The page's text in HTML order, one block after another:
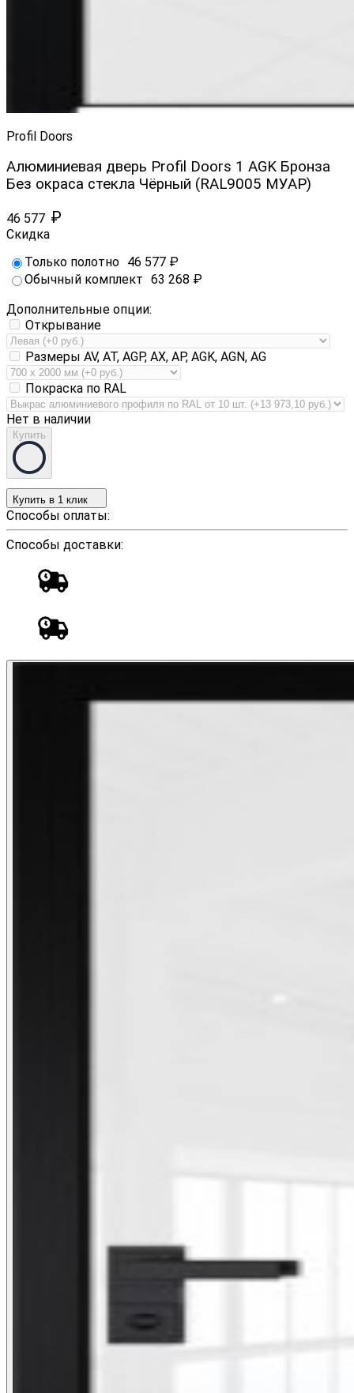
Profil Doors
Алюминиевая дверь Profil Doors 1 AGK Бронза
Без окраса стекла Чёрный (RAL9005 МУАР)
46 577 ₽
Скидка
Только полотно 46 577 ₽
Обычный комплект 63 268 ₽
Дополнительные опции:
Открывание
Размеры AV, AT, AGP, AX, AP, AGK, AGN, AG
Покраска по RAL
Нет в наличии
Купить
Купить в 1 клик
Способы оплаты:
Способы доставки: